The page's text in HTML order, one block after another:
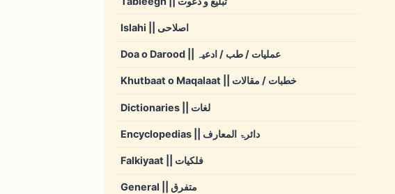
Islahi || اصلاحی
Doa o Darood || عملیات / طب / ادعیہ
Khutbaat o Maqalaat || خطبات / مقالات
Dictionaries || لغات
Encyclopedias || دائرۃ المعارف
Falkiyaat || فلکیات
General || متفرق